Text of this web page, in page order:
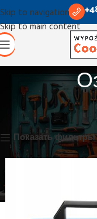
Skip to navigation
Skip to main content
Главная Очистка
Отображение
Показать фильтры